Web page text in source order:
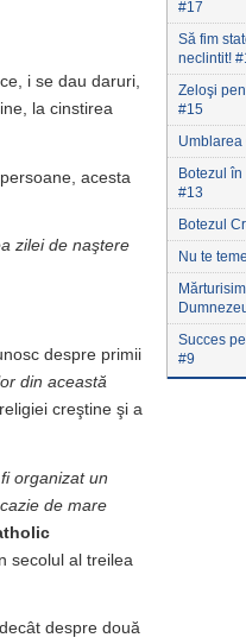
i se dau daruri,
la cinstirea
acesta
zilei de naştere
despre primii
din această
creştine şi a
organizat un
de mare
secolul al treilea
despre două
#17
Să fim
neclintit!
Zeloşi
#15
Botezul
#13
Botezul
Nu te
Succes
#9